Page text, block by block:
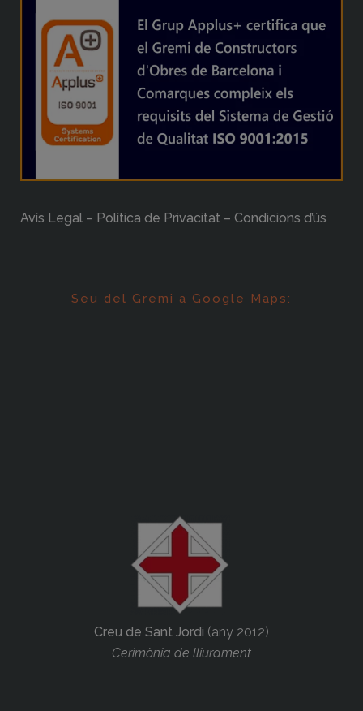
Avís Legal – Política de Privacitat – Condicions d’ús
Seu del Gremi a Google Maps:
Creu de Sant Jordi (any 2012)
Cerimònia de lliurament